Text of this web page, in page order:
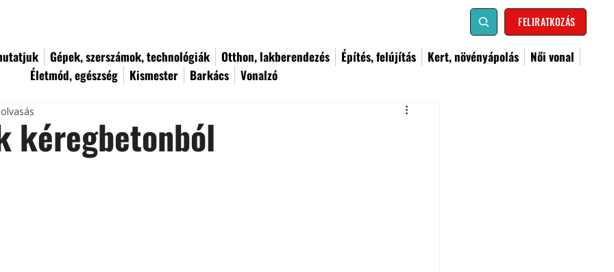
FELIRATKOZÁS
Gépek, szerszámok, technológiák Otthon, lakberendezés Építés, felújítás Kert, növényápolás
Női vonal
Életmód, egészség
Kismester Barkács Vonalzó
kéregbetonból